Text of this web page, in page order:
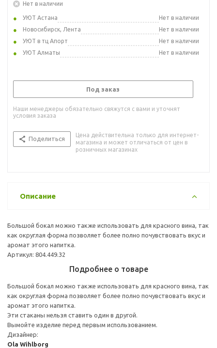
Нет в наличии
УЮТ Астана
Нет в наличии
Новосибирск, Лента
Нет в наличии
УЮТ в тц Апорт
Нет в наличии
УЮТ Алматы
Нет в наличии
Под заказ
Наши менеджеры обязательно свяжутся с вами и уточнят
условия заказа
Поделиться
Цена действительна только для интернет-
магазина и может отличаться от цен в
розничных магазинах
Описание
Большой бокал можно также использовать для красного вина, так
как округлая форма позволяет более полно почувствовать вкус и
аромат этого напитка.
Артикул: 804.449.32
Подробнее о товаре
Большой бокал можно также использовать для красного вина, так
как округлая форма позволяет более полно почувствовать вкус и
аромат этого напитка.
Эти стаканы нельзя ставить один в другой.
Вымойте изделие перед первым использованием.
Дизайнер:
Ola Wihlborg